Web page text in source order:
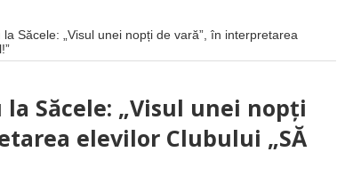
Săcele: „Visul unei nopți de vară”, în interpretarea
Săcele: „Visul unei nopți
elevilor Clubului „SĂ